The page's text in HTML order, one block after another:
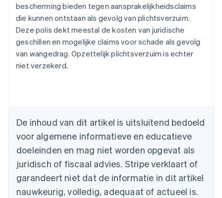
bescherming bieden tegen aansprakelijkheidsclaims
die kunnen ontstaan als gevolg van plichtsverzuim.
Deze polis dekt meestal de kosten van juridische
geschillen en mogelijke claims voor schade als gevolg
van wangedrag. Opzettelijk plichtsverzuim is echter
niet verzekerd.
De inhoud van dit artikel is uitsluitend bedoeld
voor algemene informatieve en educatieve
doeleinden en mag niet worden opgevat als
juridisch of fiscaal advies. Stripe verklaart of
garandeert niet dat de informatie in dit artikel
nauwkeurig, volledig, adequaat of actueel is.
Australië
English
België
Nederlands Français Deutsch English
Brazilië
PortuguêsEnglish